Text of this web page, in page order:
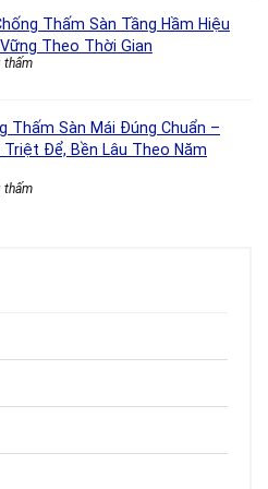
Thấm Sàn Tầng Hầm Hiệu
Theo Thời Gian
thấm
Thấm Sàn Mái Đúng Chuẩn –
Triệt Để, Bền Lâu Theo Năm
thấm